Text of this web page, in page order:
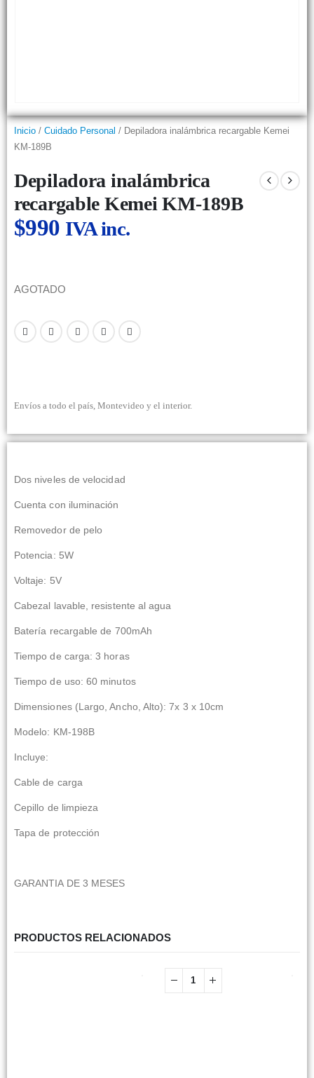
Inicio / Cuidado Personal / Depiladora inalámbrica recargable Kemei
KM-189B
Depiladora inalámbrica
recargable Kemei KM-189B
$990 IVA inc.
AGOTADO
Envíos a todo el país, Montevideo y el interior.
Dos niveles de velocidad
Cuenta con iluminación
Removedor de pelo
Potencia: 5W
Voltaje: 5V
Cabezal lavable, resistente al agua
Batería recargable de 700mAh
Tiempo de carga: 3 horas
Tiempo de uso: 60 minutos
Dimensiones (Largo, Ancho, Alto): 7x 3 x 10cm
Modelo: KM-198B
Incluye:
Cable de carga
Cepillo de limpieza
Tapa de protección
GARANTIA DE 3 MESES
PRODUCTOS RELACIONADOS